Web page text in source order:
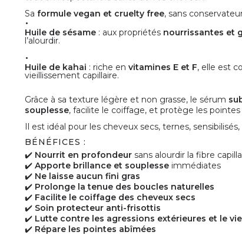
Sa formule vegan et cruelty free, sans
Huile de sésame : aux propriétés nourrissantes et
l’alourdir.
Huile de kahai : riche en vitamines E et F, elle est
vieillissement capillaire.
Grâce à sa texture légère et non grasse, le sérum
souplesse, facilite le coiffage, et protège les
Il est idéal pour les cheveux secs, ternes,
BÉNÉFICES :
✔️ Nourrit en profondeur sans alourdir la fibre
✔️ Apporte brillance et souplesse immédiates
✔️ Ne laisse aucun fini gras
✔️ Prolonge la tenue des boucles naturelles
✔️ Facilite le coiffage des cheveux secs
✔️ Soin protecteur anti-frisottis
✔️ Lutte contre les agressions extérieures et le
✔️ Répare les pointes abîmées